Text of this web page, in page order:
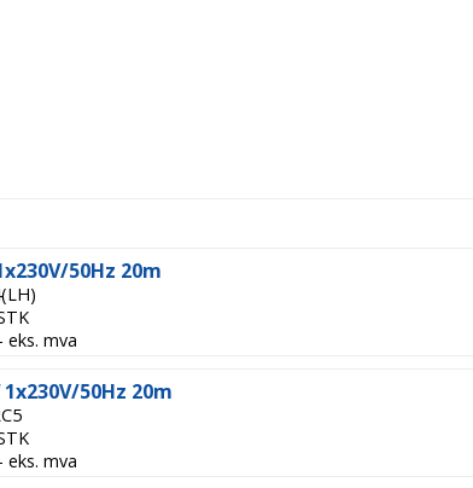
50Hz 20m
eks. mva
50Hz 20m
eks. mva